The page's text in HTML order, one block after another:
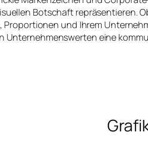
Botschaft repräsentieren.
Proportionen und Ihrem
Unternehmenswerten eine